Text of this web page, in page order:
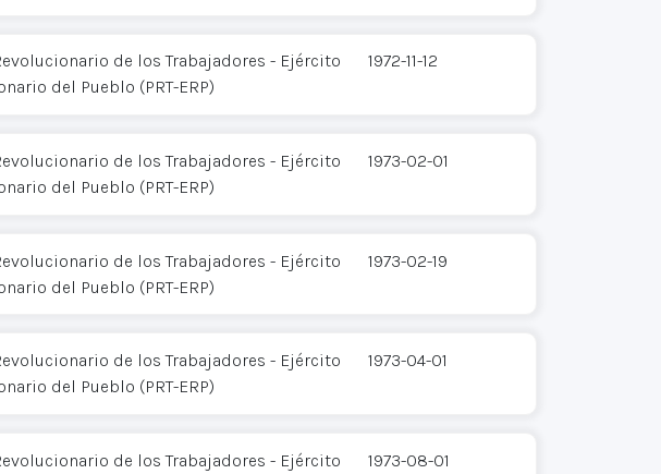
de los Trabajadores - Ejército
del Pueblo (PRT-ERP)
1972-11-12
de los Trabajadores - Ejército
del Pueblo (PRT-ERP)
1973-02-01
de los Trabajadores - Ejército
del Pueblo (PRT-ERP)
1973-02-19
de los Trabajadores - Ejército
del Pueblo (PRT-ERP)
1973-04-01
de los Trabajadores - Ejército
1973-08-01